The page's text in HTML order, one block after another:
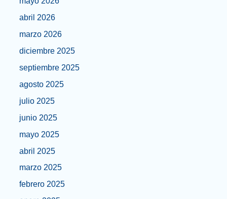
abril 2026
marzo 2026
diciembre 2025
septiembre 2025
agosto 2025
julio 2025
junio 2025
mayo 2025
abril 2025
marzo 2025
febrero 2025